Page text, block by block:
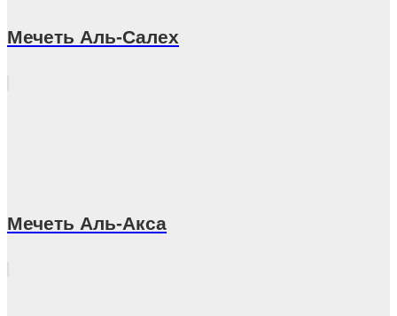
Мечеть Аль-Салех
Мечеть Аль-Акса